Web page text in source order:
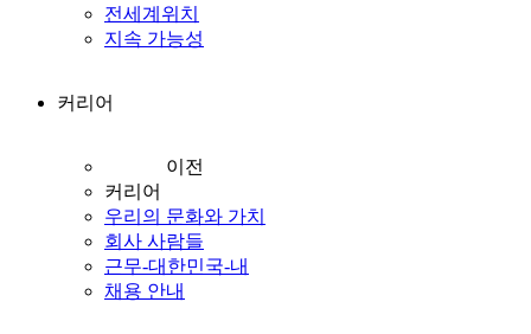
전세계위치
지속 가능성
커리어
이전
커리어
우리의 문화와 가치
회사 사람들
근무-대한민국-내
채용 안내